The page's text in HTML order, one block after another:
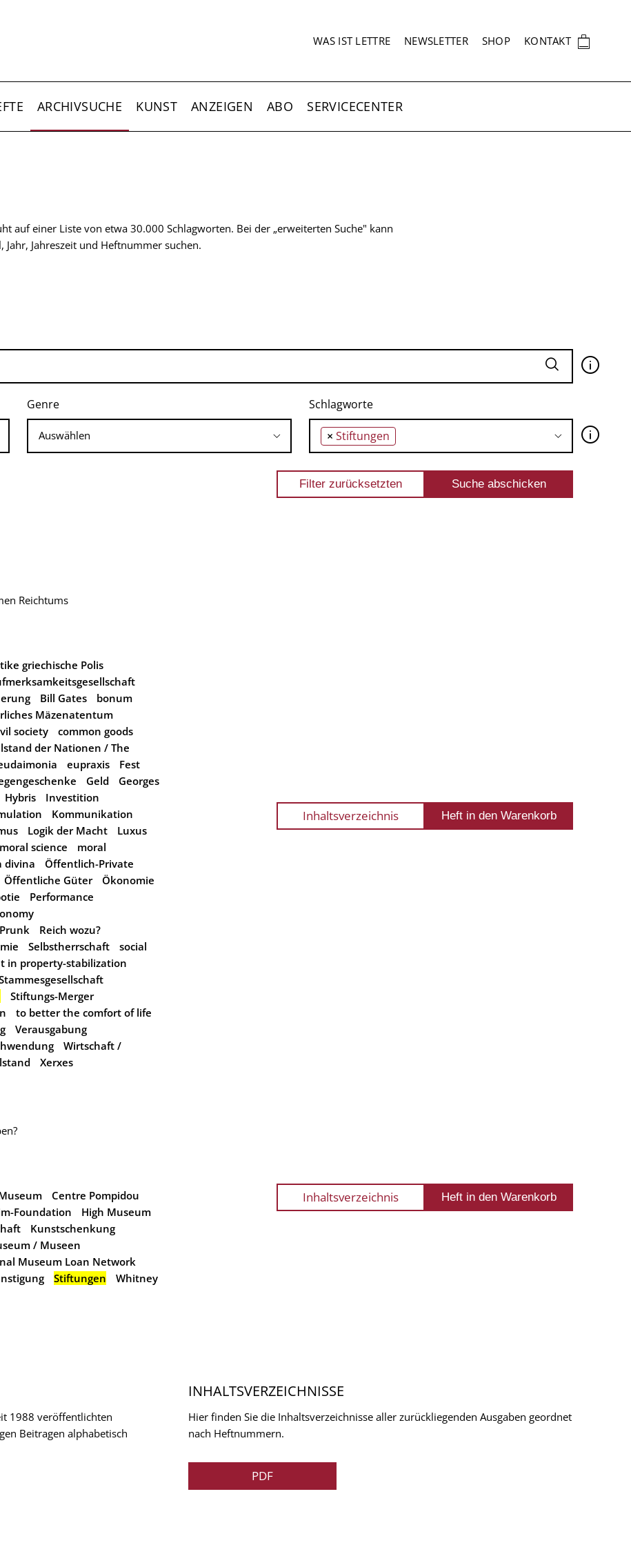
SEKUNDÄRNAVIGATION
WAS IST LETTRE NEWSLETTER SHOP KONTAKT 🛍
ARCHIVSUCHE KUNST ANZEIGEN ABO SERVICECENTER
auf einer Liste von etwa 30.000 Schlagworten. Bei der „erweiterten Suche" kann
Jahreszeit und Heftnummer suchen.
🛈
Genre Schlagworte
× Stiftungen 🛈
Reichtums
griechische Polis
Bill Gates
bonum
Mäzenatentum
society
common goods
der Nationen / The
eupraxis
Fest
Geld
Georges
Hybris
Investition
Kommunikation
Logik der Macht
Luxus
moral science
moral
divina
Öffentlich-Private
Öffentliche Güter
Ökonomie
Performance
Prunk
Reich wozu?
Selbstherrschaft
social
in property-stabilization
Stiftungs-Merger
to better the comfort of life
Verausgabung
Wirtschaft /
Xerxes
Inhaltsverzeichnis
Centre Pompidou
Foundation
High Museum
Kunstschenkung
/ Museen
Museum Loan Network
Stiftungen
Whitney
Inhaltsverzeichnis
1988 veröffentlichten
Beitragen alphabetisch
INHALTSVERZEICHNISSE
Hier finden Sie die Inhaltsverzeichnisse aller zurückliegenden Ausgaben geordnet
nach Heftnummern.
PDF